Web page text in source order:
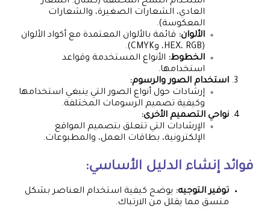
العادي، الشعارات الصغيرة، والشعارات
المعكوسة).
الألوان: قائمة بالألوان المعتمدة مع أكواد الألوان
(HEX، RGB، وCMYK).
الخطوط: الأنواع المستخدمة وقواعد
استخدامها.
استخدام الصور والرسوم:
إرشادات حول أنواع الصور التي ينبغي استخدامها
وكيفية تصميم الرسومات المختلفة.
نواحي التصميم الأخرى:
الإرشادات التي تتعلق بتصميم المواقع
الإلكترونية، بطاقات العمل، والمطبوعات.
فوائد إنشاء الدليل الأساسي:
توفير التوجيه: يوضح كيفية استخدام العناصر بشكل
متسق مما يقلل من الارتباك.